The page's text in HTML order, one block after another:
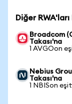
Diğer
Broadcom
Takası'na
1 AVGOon
Nebius
Takası'na
1 NBISon